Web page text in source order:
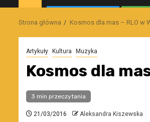
Strona główna Kosmos dla mas – RLO w
Artykuły Kultura Muzyka
Kosmos dla
3 min przeczytania
21/03/2016 Aleksandra Kiszewska